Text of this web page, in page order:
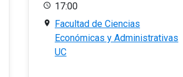
17:00
Facultad de Ciencias
Económicas y Administrativas
UC